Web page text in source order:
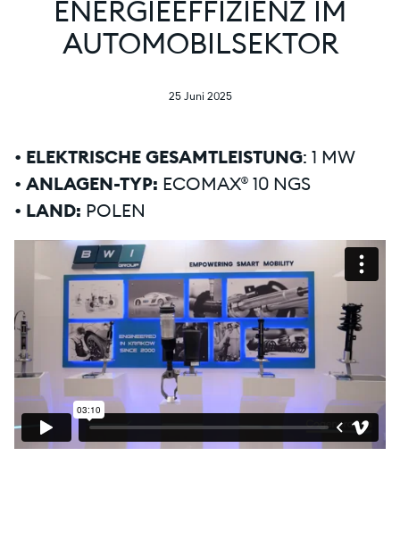
ENERGIEEFFIZIENZ IM
AUTOMOBILSEKTOR
25 Juni 2025
• ELEKTRISCHE GESAMTLEISTUNG: 1 MW
• ANLAGEN-TYP: ECOMAX® 10 NGS
• LAND: POLEN